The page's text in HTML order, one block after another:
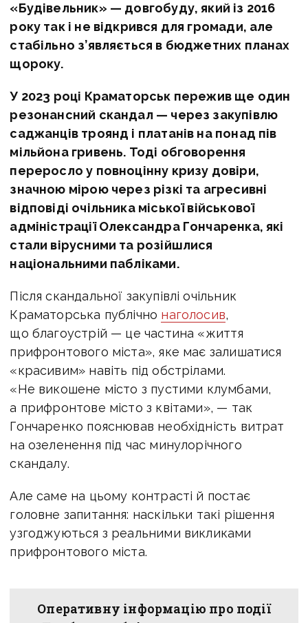
«Будівельник» — довгобуду, який із 2016
року так і не відкрився для громади, але
стабільно з’являється в бюджетних планах
щороку.
У 2023 році Краматорськ пережив ще один
резонансний скандал — через закупівлю
саджанців троянд і платанів на понад пів
мільйона гривень. Тоді обговорення
переросло у повноцінну кризу довіри,
значною мірою через різкі та агресивні
відповіді очільника міської військової
адміністрації Олександра Гончаренка, які
стали вірусними та розійшлися
національними пабліками.
Після скандальної закупівлі очільник
Краматорська публічно наголосив,
що благоустрій — це частина «життя
прифронтового міста», яке має залишатися
«красивим» навіть під обстрілами.
«Не викошене місто з пустими клумбами,
а прифронтове місто з квітами», — так
Гончаренко пояснював необхідність витрат
на озеленення під час минулорічного
скандалу.
Але саме на цьому контрасті й постає
головне запитання: наскільки такі рішення
узгоджуються з реальними викликами
прифронтового міста.
Оперативну інформацію про події